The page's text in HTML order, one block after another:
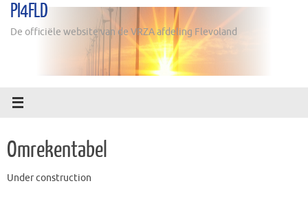
PI4FLD
De officiële website van de VRZA afdeling Flevoland
Omrekentabel
Under construction